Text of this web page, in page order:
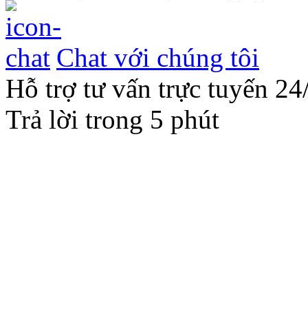
Chat với chúng tôi
Hỗ trợ tư vấn trực tuyến
Trả lời trong 5 phút